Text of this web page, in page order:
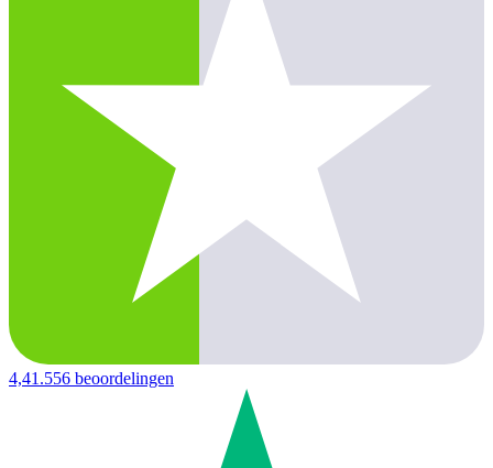
4,41.556 beoordelingen